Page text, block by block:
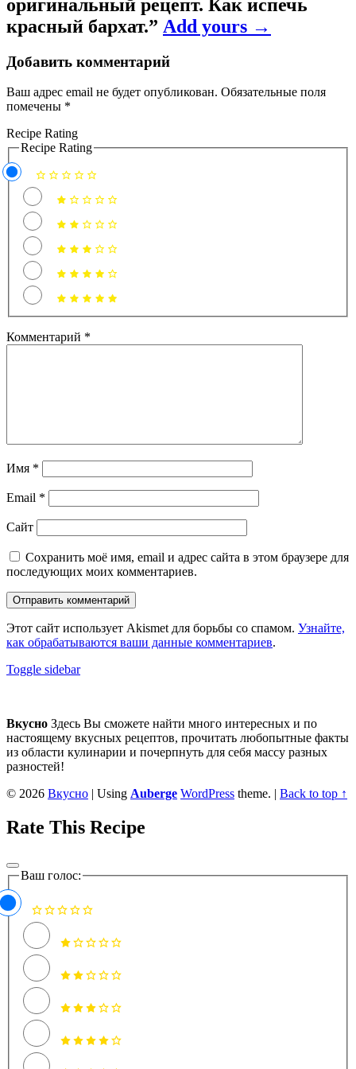
оригинальный рецепт. Как испечь
красный бархат.” Add yours →
Добавить комментарий
Ваш адрес email не будет опубликован. Обязательные поля
помечены *
Recipe Rating
Recipe Rating
Комментарий *
Имя *
Email *
Сайт
Сохранить моё имя, email и адрес сайта в этом браузере для
последующих моих комментариев.
Этот сайт использует Akismet для борьбы со спамом. Узнайте,
как обрабатываются ваши данные комментариев.
Sidebar
Toggle sidebar
sidebar
Вкусно Здесь Вы сможете найти много интересных и по
настоящему вкусных рецептов, прочитать любопытные факты
из области кулинарии и почерпнуть для себя массу разных
разностей!
© 2026 Вкусно | Using Auberge WordPress theme. | Back to top ↑
Rate This Recipe
Ваш голос: